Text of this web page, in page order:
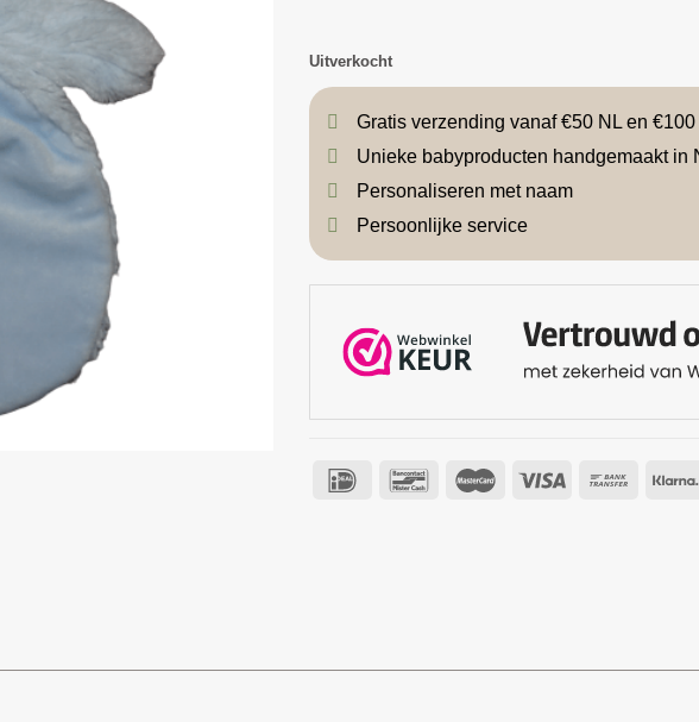
Uitverkocht
Gratis verzending vanaf €50 NL en €100
Unieke babyproducten handgemaakt in
Personaliseren met naam
Persoonlijke service